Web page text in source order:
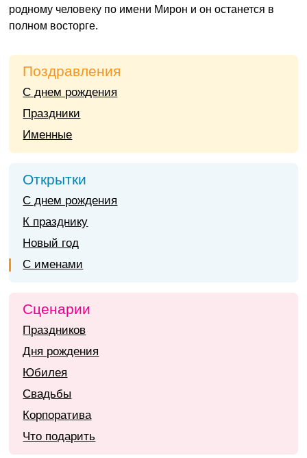
родному человеку по имени Мирон и он останется в
полном восторге.
Поздравления
С днем рождения
Праздники
Именные
Открытки
С днем рождения
К празднику
Новый год
С именами
Сценарии
Праздников
Дня рождения
Юбилея
Свадьбы
Корпоратива
Что подарить